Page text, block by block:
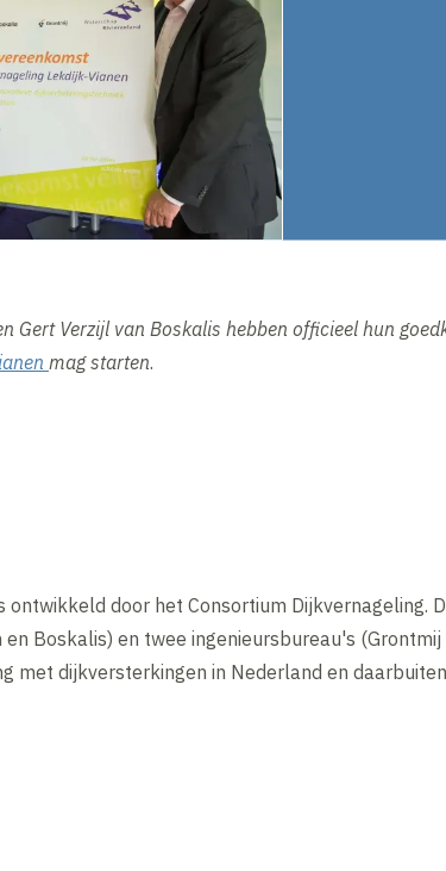
Gert Verzijl van Boskalis hebben officieel hun
mag starten.
ontwikkeld door het Consortium Dijkvernageling.
Boskalis) en twee ingenieursbureau's
met dijkversterkingen in Nederland en